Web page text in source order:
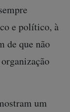
e político, à
de que não
um